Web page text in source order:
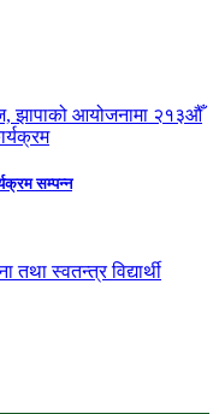
झापाको आयोजनामा २१३औँ
सम्पन्न
स्वतन्त्र विद्यार्थी